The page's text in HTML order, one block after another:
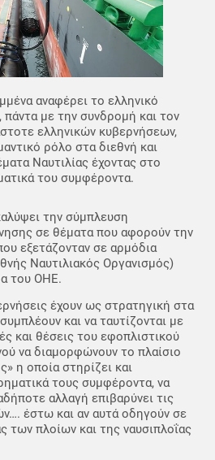
αναφέρει το ελληνικό
πάντα με την συνδρομή και τον
ελληνικών κυβερνήσεων,
ρόλο στα διεθνή και
Ναυτιλίας έχοντας στο
του συμφέροντα.
την σύμπλευση
σε θέματα που αφορούν την
εξετάζονταν σε αρμόδια
Ναυτιλιακός Οργανισμός)
του ΟΗΕ.
έχουν ως στρατηγική στα
και να ταυτίζονται με
και θέσεις του εφοπλιστικού
να διαμορφώνουν το πλαίσιο
η οποία στηρίζει και
τους συμφέροντα, να
αλλαγή επιβαρύνει τις
έστω και αν αυτά οδηγούν σε
των πλοίων και της ναυσιπλοΐας